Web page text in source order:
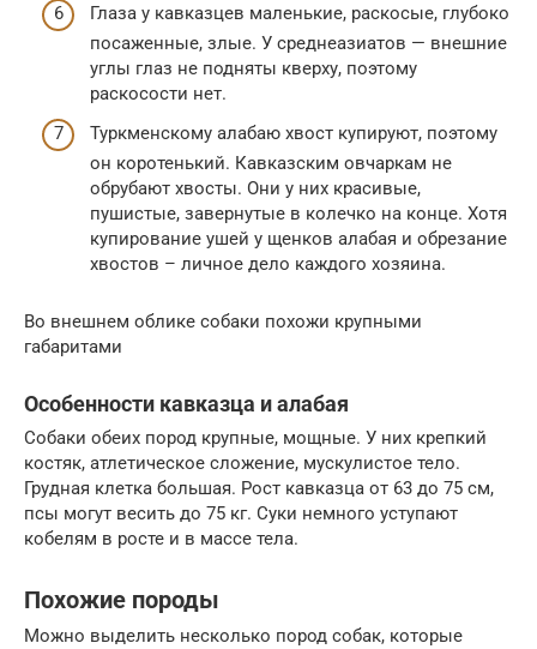
Глаза у кавказцев маленькие, раскосые, глубоко
посаженные, злые. У среднеазиатов — внешние
углы глаз не подняты кверху, поэтому
раскосости нет.
Туркменскому алабаю хвост купируют, поэтому
он коротенький. Кавказским овчаркам не
обрубают хвосты. Они у них красивые,
пушистые, завернутые в колечко на конце. Хотя
купирование ушей у щенков алабая и обрезание
хвостов – личное дело каждого хозяина.
Во внешнем облике собаки похожи крупными
габаритами
Особенности кавказца и алабая
Собаки обеих пород крупные, мощные. У них крепкий
костяк, атлетическое сложение, мускулистое тело.
Грудная клетка большая. Рост кавказца от 63 до 75 см,
псы могут весить до 75 кг. Суки немного уступают
кобелям в росте и в массе тела.
Похожие породы
Можно выделить несколько пород собак, которые